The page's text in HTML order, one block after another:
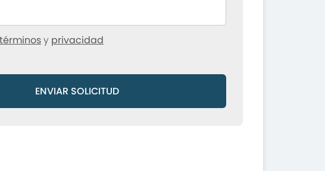
términosy privacidad
ENVIAR SOLICITUD